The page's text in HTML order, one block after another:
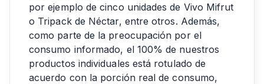
por ejemplo de cinco unidades de Vivo Mifrut
o Tripack de Néctar, entre otros. Además,
como parte de la preocupación por el
consumo informado, el 100% de nuestros
productos individuales está rotulado de
acuerdo con la porción real de consumo,